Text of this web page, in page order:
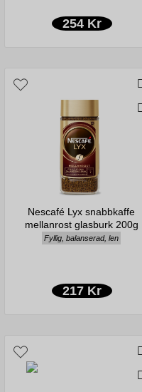
254 Kr
Nescafé Lyx snabbkaffe
mellanrost glasburk 200g
Fyllig, balanserad, len
217 Kr